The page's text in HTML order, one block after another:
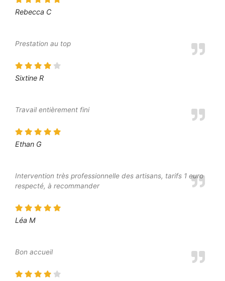
Rebecca C
Prestation au top
Sixtine R
Travail entièrement fini
Ethan G
Intervention très professionnelle des artisans, tarifs 1 euro
respecté, à recommander
Léa M
Bon accueil